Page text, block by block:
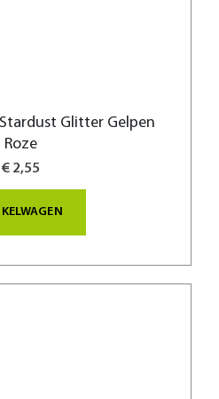
Glitter Gelpen
Roze
€ 2,55